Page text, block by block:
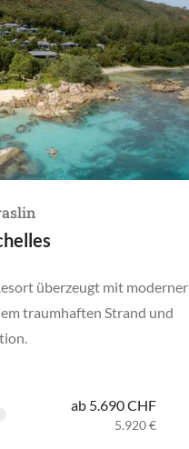
überzeugt mit moderner
traumhaften Strand und
ab 5.690 CHF
5.920 €